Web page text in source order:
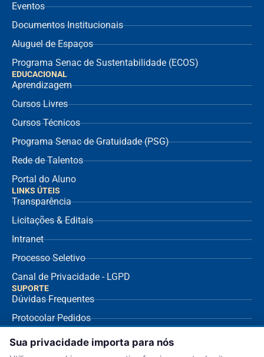
Eventos
Documentos Institucionais
Aluguel de Espaços
Programa Senac de Sustentabilidade (ECOS)
EDUCACIONAL
Aprendizagem
Cursos Livres
Cursos Técnicos
Programa Senac de Gratuidade (PSG)
Rede de Talentos
Portal do Aluno
LINKS ÚTEIS
Transparência
Licitações & Editais
Intranet
Processo Seletivo
Canal de Privacidade - LGPD
SUPORTE
Dúvidas Frequentes
Protocolar Pedidos
Envio de NF Fornecedor
Sua privacidade importa para nós